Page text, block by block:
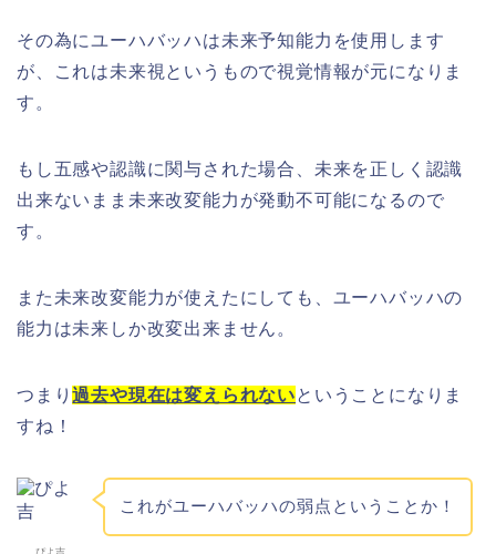
その為にユーハバッハは未来予知能力を使用します
が、これは未来視というもので視覚情報が元になりま
す。
もし五感や認識に関与された場合、未来を正しく認識
出来ないまま未来改変能力が発動不可能になるので
す。
また未来改変能力が使えたにしても、ユーハバッハの
能力は未来しか改変出来ません。
つまり過去や現在は変えられないということになりま
すね！
ぴよ吉
これがユーハバッハの弱点ということか！